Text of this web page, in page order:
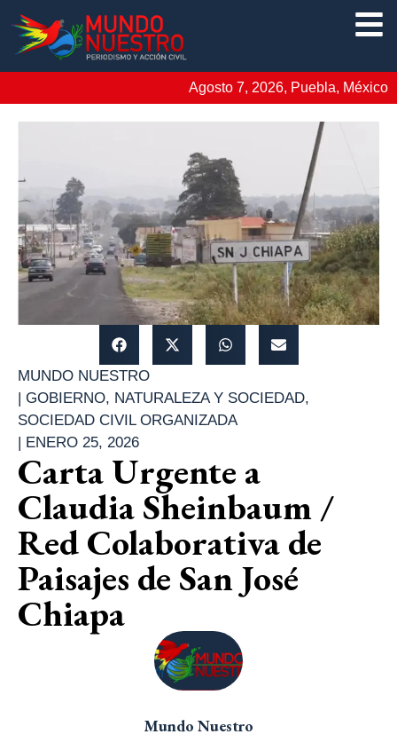
Agosto 7, 2026, Puebla, México
MUNDO NUESTRO
| GOBIERNO, NATURALEZA Y SOCIEDAD,
SOCIEDAD CIVIL ORGANIZADA
| ENERO 25, 2026
Carta Urgente a
Claudia Sheinbaum /
Red Colaborativa de
Paisajes de San José
Chiapa
Mundo Nuestro